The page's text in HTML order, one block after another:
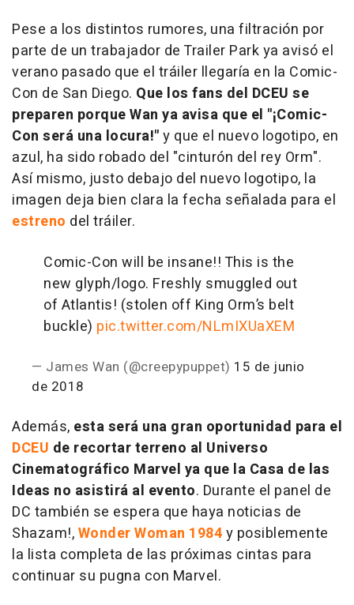
Pese a los distintos rumores, una filtración por
parte de un trabajador de Trailer Park ya avisó el
verano pasado que el tráiler llegaría en la Comic-
Con de San Diego. Que los fans del DCEU se
preparen porque Wan ya avisa que el "¡Comic-
Con será una locura!"y que el nuevo logotipo, en
azul, ha sido robado del "cinturón del rey Orm".
Así mismo, justo debajo del nuevo logotipo, la
imagen deja bien clara la fecha señalada para el
estreno del tráiler.
Comic-Con will be insane!! This is the
new glyph/logo. Freshly smuggled out
of Atlantis! (stolen off King Orm’s belt
buckle) pic.twitter.com/NLmIXUaXEM
— James Wan (@creepypuppet) 15 de junio
de 2018
Además, esta será una gran oportunidad para el
DCEU de recortar terreno al Universo
Cinematográfico Marvel ya que la Casa de las
Ideas no asistirá al evento. Durante el panel de
DC también se espera que haya noticias de
Shazam!,Wonder Woman 1984y posiblemente
la lista completa de las próximas cintas para
continuar su pugna con Marvel.